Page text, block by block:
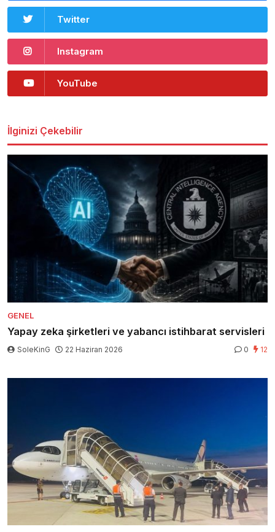
Twitter
Instagram
YouTube
İlginizi Çekebilir
GENEL
Yapay zeka şirketleri ve yabancı istihbarat servisleri
SoleKinG 22 Haziran 2026 0 12